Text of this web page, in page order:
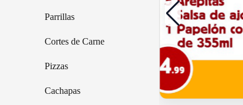
Parrillas
Cortes de Carne
Pizzas
Cachapas